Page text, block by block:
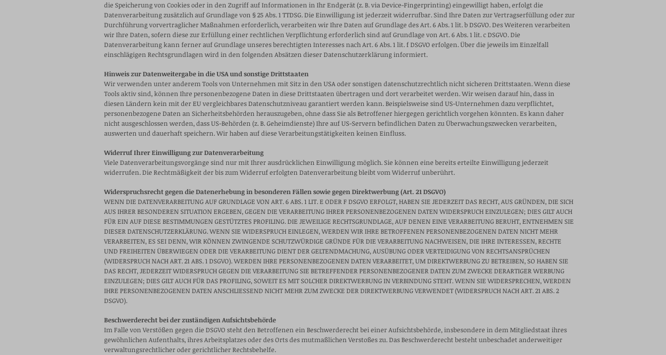
die Speicherung von Cookies oder in den Zugriff auf Informationen in Ihr Endgerät (z. B. via Device-Fingerprinting) eingewilligt haben, erfolgt die
Datenverarbeitung zusätzlich auf Grundlage von § 25 Abs. 1 TTDSG. Die Einwilligung ist jederzeit widerrufbar. Sind Ihre Daten zur Vertragserfüllung oder zur
Durchführung vorvertraglicher Maßnahmen erforderlich, verarbeiten wir Ihre Daten auf Grundlage des Art. 6 Abs. 1 lit. b DSGVO. Des Weiteren verarbeiten
wir Ihre Daten, sofern diese zur Erfüllung einer rechtlichen Verpflichtung erforderlich sind auf Grundlage von Art. 6 Abs. 1 lit. c DSGVO. Die
Datenverarbeitung kann ferner auf Grundlage unseres berechtigten Interesses nach Art. 6 Abs. 1 lit. f DSGVO erfolgen. Über die jeweils im Einzelfall
einschlägigen Rechtsgrundlagen wird in den folgenden Absätzen dieser Datenschutzerklärung informiert.
Hinweis zur Datenweitergabe in die USA und sonstige Drittstaaten
Wir verwenden unter anderem Tools von Unternehmen mit Sitz in den USA oder sonstigen datenschutzrechtlich nicht sicheren Drittstaaten. Wenn diese
Tools aktiv sind, können Ihre personenbezogene Daten in diese Drittstaaten übertragen und dort verarbeitet werden. Wir weisen darauf hin, dass in
diesen Ländern kein mit der EU vergleichbares Datenschutzniveau garantiert werden kann. Beispielsweise sind US-Unternehmen dazu verpflichtet,
personenbezogene Daten an Sicherheitsbehörden herauszugeben, ohne dass Sie als Betroffener hiergegen gerichtlich vorgehen könnten. Es kann daher
nicht ausgeschlossen werden, dass US-Behörden (z. B. Geheimdienste) Ihre auf US-Servern befindlichen Daten zu Überwachungszwecken verarbeiten,
auswerten und dauerhaft speichern. Wir haben auf diese Verarbeitungstätigkeiten keinen Einfluss.
Widerruf Ihrer Einwilligung zur Datenverarbeitung
Viele Datenverarbeitungsvorgänge sind nur mit Ihrer ausdrücklichen Einwilligung möglich. Sie können eine bereits erteilte Einwilligung jederzeit
widerrufen. Die Rechtmäßigkeit der bis zum Widerruf erfolgten Datenverarbeitung bleibt vom Widerruf unberührt.
Widerspruchsrecht gegen die Datenerhebung in besonderen Fällen sowie gegen Direktwerbung (Art. 21 DSGVO)
WENN DIE DATENVERARBEITUNG AUF GRUNDLAGE VON ART. 6 ABS. 1 LIT. E ODER F DSGVO ERFOLGT, HABEN SIE JEDERZEIT DAS RECHT, AUS GRÜNDEN, DIE SICH
AUS IHRER BESONDEREN SITUATION ERGEBEN, GEGEN DIE VERARBEITUNG IHRER PERSONENBEZOGENEN DATEN WIDERSPRUCH EINZULEGEN; DIES GILT AUCH
FÜR EIN AUF DIESE BESTIMMUNGEN GESTÜTZTES PROFILING. DIE JEWEILIGE RECHTSGRUNDLAGE, AUF DENEN EINE VERARBEITUNG BERUHT, ENTNEHMEN SIE
DIESER DATENSCHUTZERKLÄRUNG. WENN SIE WIDERSPRUCH EINLEGEN, WERDEN WIR IHRE BETROFFENEN PERSONENBEZOGENEN DATEN NICHT MEHR
VERARBEITEN, ES SEI DENN, WIR KÖNNEN ZWINGENDE SCHUTZWÜRDIGE GRÜNDE FÜR DIE VERARBEITUNG NACHWEISEN, DIE IHRE INTERESSEN, RECHTE
UND FREIHEITEN ÜBERWIEGEN ODER DIE VERARBEITUNG DIENT DER GELTENDMACHUNG, AUSÜBUNG ODER VERTEIDIGUNG VON RECHTSANSPRÜCHEN
(WIDERSPRUCH NACH ART. 21 ABS. 1 DSGVO). WERDEN IHRE PERSONENBEZOGENEN DATEN VERARBEITET, UM DIREKTWERBUNG ZU BETREIBEN, SO HABEN SIE
DAS RECHT, JEDERZEIT WIDERSPRUCH GEGEN DIE VERARBEITUNG SIE BETREFFENDER PERSONENBEZOGENER DATEN ZUM ZWECKE DERARTIGER WERBUNG
EINZULEGEN; DIES GILT AUCH FÜR DAS PROFILING, SOWEIT ES MIT SOLCHER DIREKTWERBUNG IN VERBINDUNG STEHT. WENN SIE WIDERSPRECHEN, WERDEN
IHRE PERSONENBEZOGENEN DATEN ANSCHLIESSEND NICHT MEHR ZUM ZWECKE DER DIREKTWERBUNG VERWENDET (WIDERSPRUCH NACH ART. 21 ABS. 2
DSGVO).
Beschwerderecht bei der zuständigen Aufsichtsbehörde
Im Falle von Verstößen gegen die DSGVO steht den Betroffenen ein Beschwerderecht bei einer Aufsichtsbehörde, insbesondere in dem Mitgliedstaat ihres
gewöhnlichen Aufenthalts, ihres Arbeitsplatzes oder des Orts des mutmaßlichen Verstoßes zu. Das Beschwerderecht besteht unbeschadet anderweitiger
verwaltungsrechtlicher oder gerichtlicher Rechtsbehelfe.